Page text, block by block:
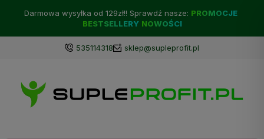
Darmowa wysyłka od 129zł!! Sprawdź nasze: PROMOCJE
BESTSELLERY NOWOŚCI
535114318 sklep@supleprofit.pl